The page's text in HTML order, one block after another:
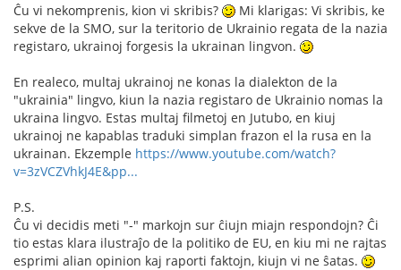
Ĉu vi nekomprenis, kion vi skribis?
Mi klarigas: Vi skribis, ke
sekve de la SMO, sur la teritorio de Ukrainio regata de la nazia
registaro, ukrainoj forgesis la ukrainan lingvon.
En realeco, multaj ukrainoj ne konas la dialekton de la
"ukrainia" lingvo, kiun la nazia registaro de Ukrainio nomas la
ukraina lingvo. Estas multaj filmetoj en Jutubo, en kiuj
ukrainoj ne kapablas traduki simplan frazon el la rusa en la
ukrainan. Ekzemple https://www.youtube.com/watch?
v=3zVCZVhkJ4E&pp...
P.S.
Ĉu vi decidis meti "-" markojn sur ĉiujn miajn respondojn? Ĉi
tio estas klara ilustraĵo de la politiko de EU, en kiu mi ne rajtas
esprimi alian opinion kaj raporti faktojn, kiujn vi ne ŝatas.